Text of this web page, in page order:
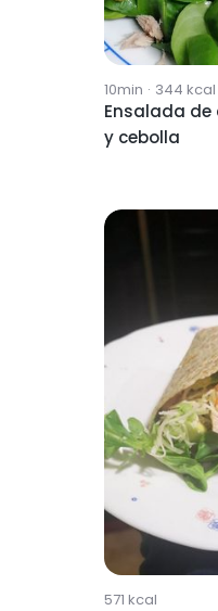
10min · 344 kcal
Ensalada
y cebolla
571 kcal